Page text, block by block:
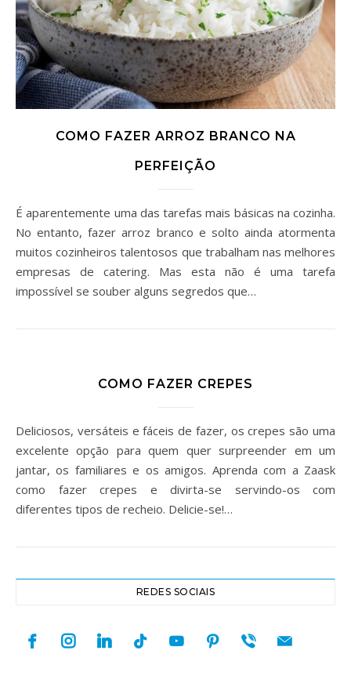
COMO FAZER ARROZ BRANCO NA
PERFEIÇÃO
É aparentemente uma das tarefas mais básicas na cozinha.
No entanto, fazer arroz branco e solto ainda atormenta
muitos cozinheiros talentosos que trabalham nas melhores
empresas de catering. Mas esta não é uma tarefa
impossível se souber alguns segredos que…
COMO FAZER CREPES
Deliciosos, versáteis e fáceis de fazer, os crepes são uma
excelente opção para quem quer surpreender em um
jantar, os familiares e os amigos. Aprenda com a Zaask
como fazer crepes e divirta-se servindo-os com
diferentes tipos de recheio. Delicie-se!…
REDES SOCIAIS
facebookinstagramlinkedintiktok youtubepinterest
viber mail